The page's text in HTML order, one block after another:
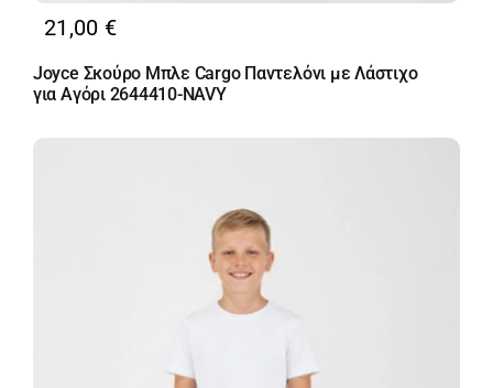
21,00 €
Joyce Σκούρο Μπλε Cargo Παντελόνι με Λάστιχο
για Αγόρι 2644410-NAVY